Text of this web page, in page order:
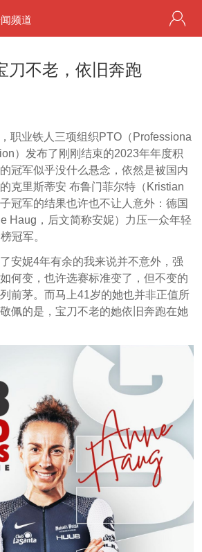
频道
刀不老，依旧奔跑
职业铁人三项组织PTO（Professiona
）发布了刚刚结束的2023年年度积
冠军似乎没什么悬念，依然是被国内
克里斯蒂安 布鲁门菲尔特（Kristian
冠军的结果也许也不让人意外：德国
Haug，后文简称安妮）力压一众年轻
冠军。
安妮4年有余的我来说并不意外，强
何变，也许选赛标准变了，但不变的
前茅。而马上41岁的她也并非正值所
佩的是，宝刀不老的她依旧奔跑在她